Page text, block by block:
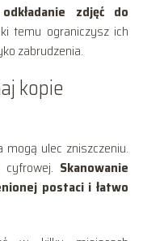
zdjęć do
temu ograniczysz ich
zabrudzenia.
kopie
mogą ulec zniszczeniu.
Skanowanie
postaci i łatwo